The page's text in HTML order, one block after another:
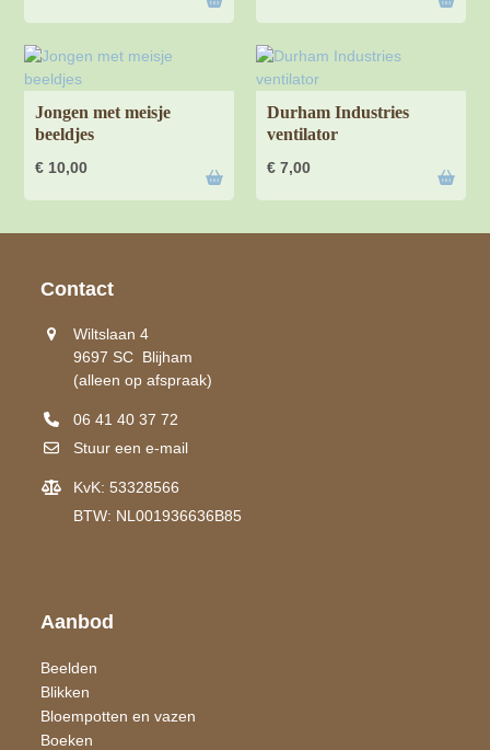
Jongen met meisje
beeldjes
€ 10,00
Durham Industries
ventilator
€ 7,00
Contact
Wiltslaan 4
9697 SC Blijham
(alleen op afspraak)
06 41 40 37 72
Stuur een e-mail
KvK: 53328566
BTW: NL001936636B85
Aanbod
Beelden
Blikken
Bloempotten en vazen
Boeken